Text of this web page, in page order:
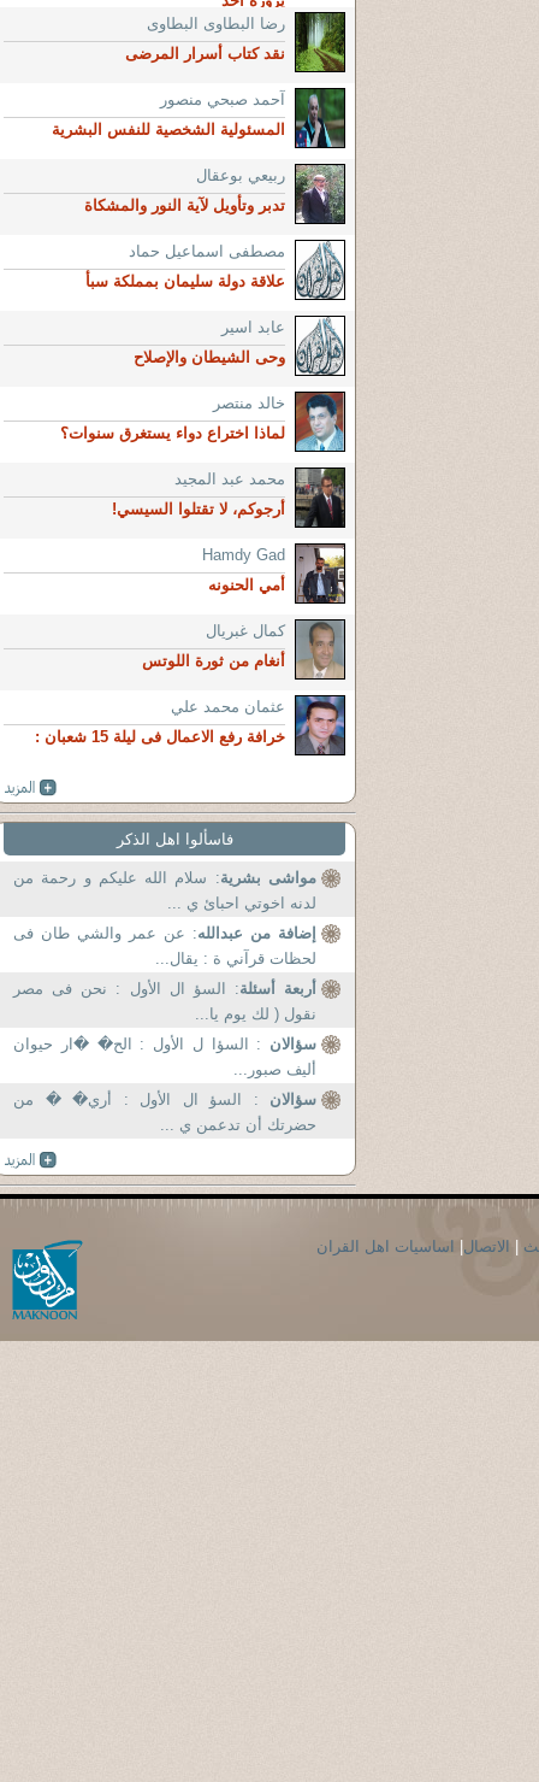
رضا البطاوى البطاوى
نقد كتاب أسرار المرضى
آحمد صبحي منصور
المسئولية الشخصية للنفس البشرية
ربيعي بوعقال
تدبر وتأويل لآية النور والمشكاة
مصطفى اسماعيل حماد
علاقة دولة سليمان بمملكة سبأ
عابد اسير
وحى الشيطان والإصلاح
خالد منتصر
لماذا اختراع دواء يستغرق سنوات؟
محمد عبد المجيد
أرجوكم، لا تقتلوا السيسي!
Hamdy Gad
أمي الحنونه
كمال غبريال
أنغام من ثورة اللوتس
عثمان محمد علي
خرافة رفع الاعمال فى ليلة 15 شعبان :
فاسألوا اهل الذكر
مواشى بشرية: سلام الله عليكم و رحمة من
لدنه اخوتي احبائ ي ...
إضافة من عبدالله: عن عمر والشي طان فى
لحظات قرآني ة : يقال...
أربعة أسئلة: السؤ ال الأول : نحن فى مصر
نقول ( لك يوم يا...
سؤالان : السؤا ل الأول : الح� �ار حيوان
أليف صبور...
سؤالان : السؤ ال الأول : أري� � من
حضرتك أن تدعمن ي ...
الاتصال اساسيات اهل القران